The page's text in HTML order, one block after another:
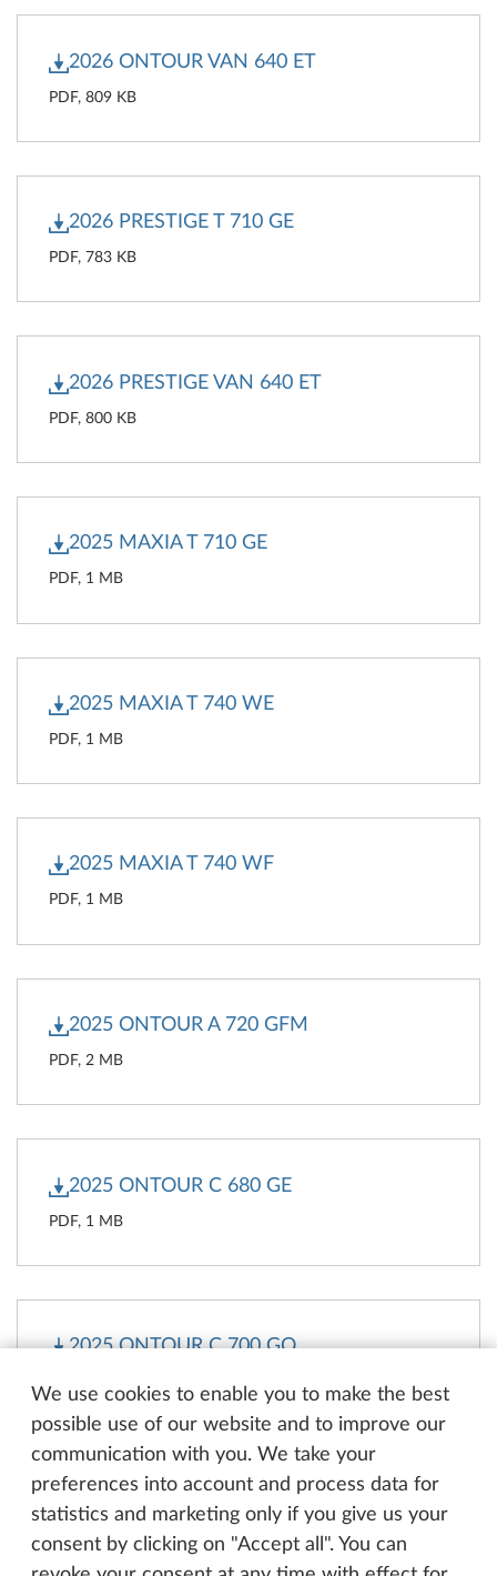
We use cookies to enable you to make the best
possible use of our website and to improve our
communication with you. We take your
preferences into account and process data for
statistics and marketing only if you give us your
consent by clicking on "Accept all". You can
2026 ONTOUR VAN 640 ET
PDF, 809 KB
2026 PRESTIGE T 710 GE
PDF, 783 KB
2026 PRESTIGE VAN 640 ET
PDF, 800 KB
2025 MAXIA T 710 GE
PDF, 1 MB
2025 MAXIA T 740 WE
PDF, 1 MB
2025 MAXIA T 740 WF
PDF, 1 MB
2025 ONTOUR A 720 GFM
PDF, 2 MB
2025 ONTOUR C 680 GE
PDF, 1 MB
2025 ONTOUR C 700 GQ
2025 ONTOUR T 700 F
PDF, 1 MB